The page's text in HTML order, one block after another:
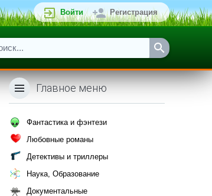
Войти Регистрация
Главное меню
Фантастика и фэнтези
Любовные романы
Детективы и триллеры
Наука, Образование
Документальные